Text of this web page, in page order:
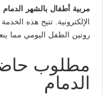
مربية أطفال بالشهر الدمام
الإلكترونية. تتيح هذه
روتين الطفل اليومي مما
مطلوب
الدمام